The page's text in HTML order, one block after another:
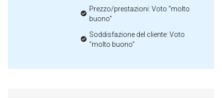
Prezzo/prestazioni: Voto "molto
buono"
Soddisfazione del cliente: Voto
"molto buono"